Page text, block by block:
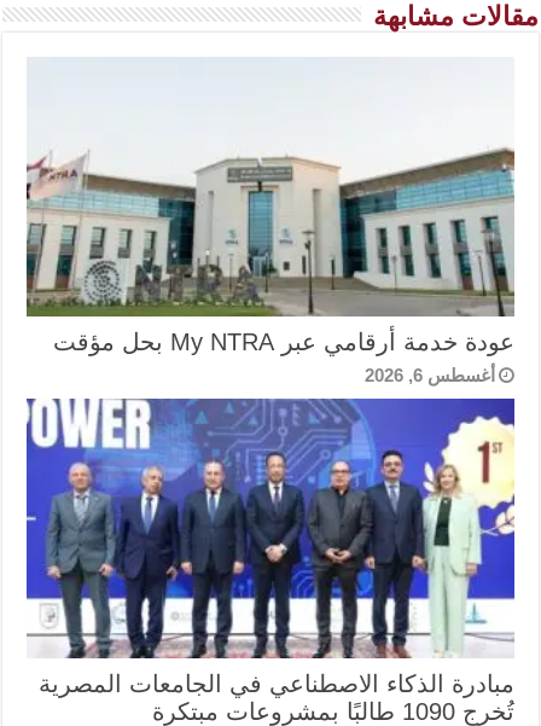
مقالات مشابهة
عودة خدمة أرقامي عبر My NTRA بحل مؤقت
أغسطس 6, 2026
مبادرة الذكاء الاصطناعي في الجامعات المصرية
تُخرج 1090 طالبًا بمشروعات مبتكرة